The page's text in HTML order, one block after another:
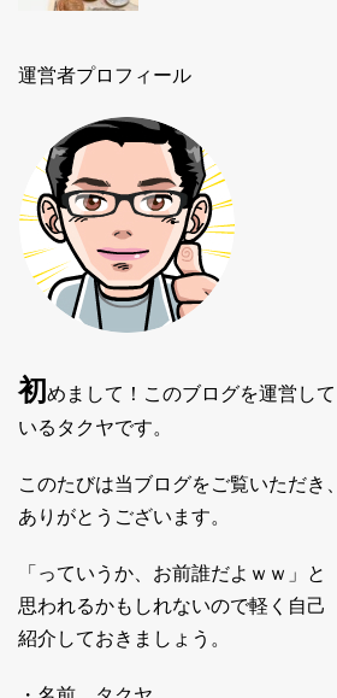
運営者プロフィール
初めまして！このブログを運営して
いるタクヤです。
このたびは当ブログをご覧いただき、
ありがとうございます。
「っていうか、お前誰だよｗｗ」と
思われるかもしれないので軽く自己
紹介しておきましょう。